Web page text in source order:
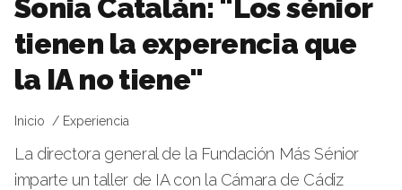
Sonia Catalán: "Los sénior
tienen la experencia que
la IA no tiene"
Inicio Experiencia
La directora general de la Fundación Más Sénior
imparte un taller de IA con la Cámara de Cádiz